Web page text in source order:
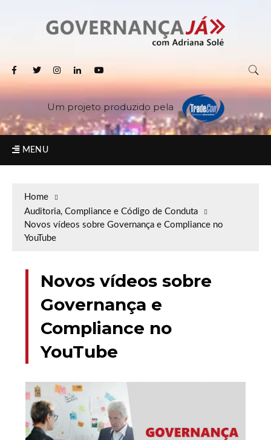
Um projeto produzido pela
MENU
Home
Auditoria, Compliance e Código de Conduta
Novos vídeos sobre Governança e Compliance no
YouTube
Novos vídeos sobre
Governança e
Compliance no
YouTube